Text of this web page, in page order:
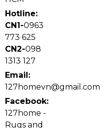
Hotline:
CN1-0963
773 625
CN2-098
1313 127
Email:
127homevn@gmail.com
Facebook:
127home -
Rugs and